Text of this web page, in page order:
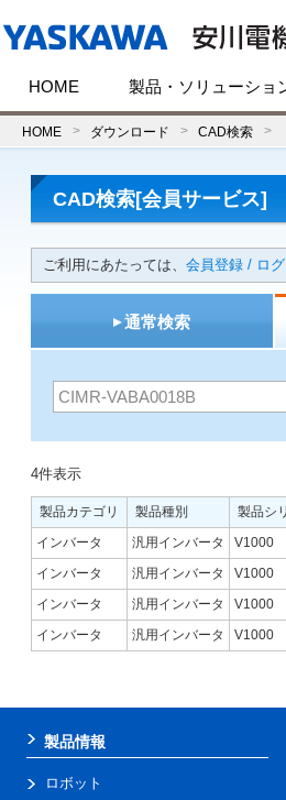
HOME 製品・ソリューショ
HOME ダウンロード CAD検索
CAD検索[会員サービス]
ご利用にあたっては、 会員登録 / ロ
通常検索
4件表示
製品カテゴリ 製品種別 製品シ
インバータ
汎用インバータ V1000
インバータ
汎用インバータ V1000
インバータ
汎用インバータ V1000
インバータ
汎用インバータ V1000
製品情報
ロボット